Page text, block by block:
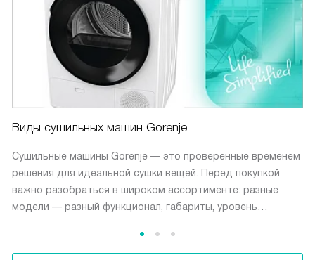
Виды сушильных машин Gorenje
Сушильные машины Gorenje — это проверенные временем
решения для идеальной сушки вещей. Перед покупкой
важно разобраться в широком ассортименте: разные
модели — разный функционал, габариты, уровень